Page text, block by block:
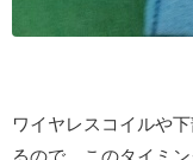
ワイヤレスコイルや